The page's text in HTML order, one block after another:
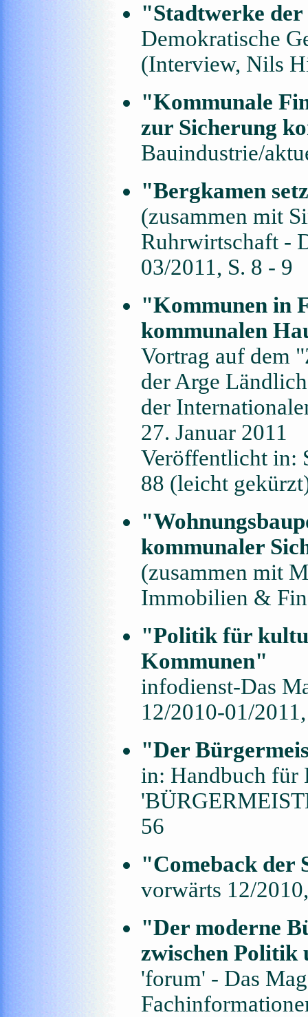
"Stadtwerke
Demokratische
(Interview, Nils
"Kommunale
zur Sicherung
Bauindustrie/
"Bergkamen
(zusammen mit
Ruhrwirtschaft -
03/2011, S. 8 - 9
"Kommunen in
kommunalen
Vortrag auf dem
der Arge
der
27. Januar 2011
Veröffentlicht in:
88 (leicht
kommunaler
(zusammen mit
Immobilien &
"Politik für
Kommunen"
infodienst-Das
12/2010-01/
"Der
in: Handbuch für
56
"Comeback der
vorwärts 12/
"Der moderne
zwischen
'forum' - Das